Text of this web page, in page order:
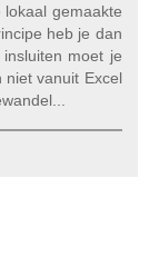
lokaal gemaakte
heb je dan
moet je
vanuit Excel